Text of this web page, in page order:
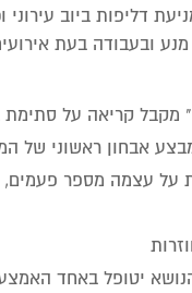
דליפות ביוב עירוני
ובעבודה בעת
מקבל קריאה על סתימת
אבחון ראשוני של
על עצמה מספר פעמים,
יטופל באחד